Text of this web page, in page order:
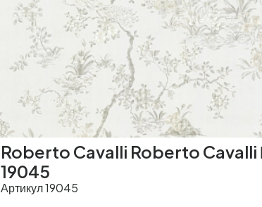
Roberto Cavalli Roberto
19045
Артикул 19045